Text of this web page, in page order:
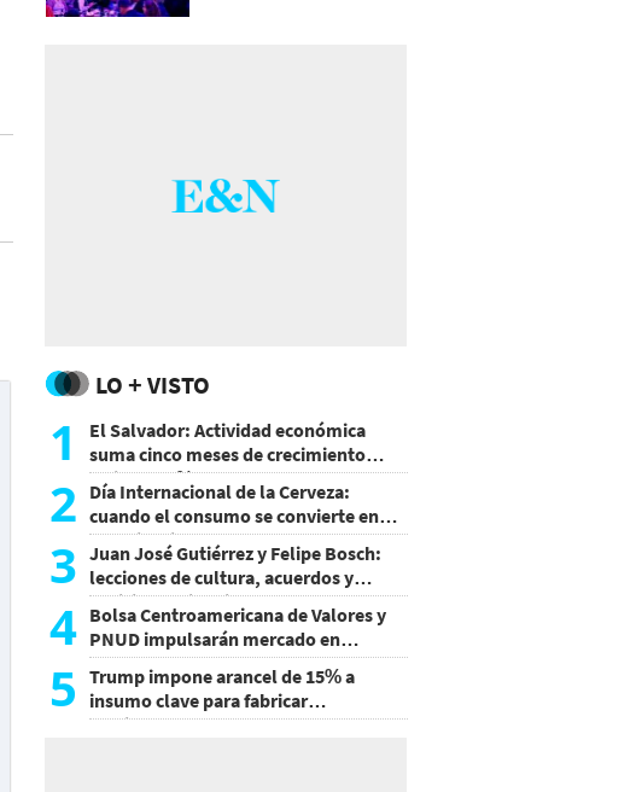
LO + VISTO
1
El Salvador: Actividad económica
suma cinco meses de crecimiento
arriba de 4%
2 Día Internacional de la Cerveza:
cuando el consumo se convierte en
experiencia
3 Juan José Gutiérrez y Felipe Bosch:
lecciones de cultura, acuerdos y
decisiones sin miedo
4 Bolsa Centroamericana de Valores y
PNUD impulsarán mercado en
Honduras
5
Trump impone arancel de 15% a
insumo clave para fabricar
semiconductores y paneles